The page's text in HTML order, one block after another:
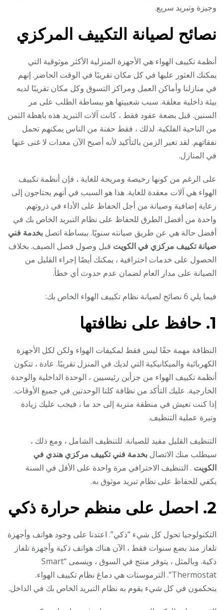
وجيزة وتبريد سريع.
نصائح لصيانة التكييف المركزي
أنظمة تكييف الهواء هي الأجهزة المنزلية الأكثر موثوقية التي
يمكنك العثور عليها في كل مكان تقريبًا في الوقت الحاضر. إنهم
في منازلنا وأماكن العمل ومراكز التسوق وكل مكان تقريبًا لديه
بيئة داخلية مغلقة. سبب شعبيتها هو ببساطة الطلب على مر
السنين. قبل بضعة عقود فقط ، كانت آلات التبريد هذه باهظة الثمن
من الناحية الفلكية. لذلك ، فقط حفنة من الناس يمكنهم تحمل
نفقاتهم. لقد تغير الزمن بالتأكيد لأنه أصبح الآن معدات لا غنى عنها
في المنازل.
على الرغم من كونها رخيصة ومريحة للغاية ، فإن أنظمة تكييف
الهواء هي آلات معقدة للغاية. هذا هو السبب في أنهم يحتاجون إلى
رعاية إضافية وصيانة من أجل الحفاظ على الأداء في ذروتهم.
واحدة من أفضل الطرق للحفاظ على نظام التبريد الخاص بك في
أفضل حالة هي عن طريق صيانته سنويًا. ببساطة اتصلبخدمة فني
صيانة تكييف مركزي في الكويت قبل وصول فصل الصيف. بخلاف
الحصول على خدمات احترافية ، يمكنك أيضًا إجراء القليل من
الصيانة على مدار العام لضمان عدم حدوث أي خطأ.
فيما يلي 6 نصائح لصيانة نظام تكييف الهواء الخاص بك:
1. حافظ على نظافتها
النظافة مهمة حقًا ليس فقط لمكيفات الهواء ولكن لكل الأجهزة
الكهربائية والميكانيكية التي لديك في المنزل تقريبًا. عادة ، تتكون
أنظمة تكييف الهواء من جزأين رئيسيين ، الوحدة الداخلية والوحدة
الخارجية. عليك التأكد من نظافة كلتا الوحدتين في جميع الأوقات.
إذا كنت تعيش في منطقة متربة إلى حد ما ، فيجب عليك زيادة
وتيرة عملية التنظيف.
التنظيف القليل مفيد للصيانة. للتنظيف الشامل ، ومع ذلك ،
سيطلب منك الاتصالبخدمة فني تكييف مركزي هندي في
الكويت . التنظيف الاحترافي مرة واحدة على الأقل في السنة
يكفي للحفاظ على نظام تبريد موثوق به.
2. احصل على منظم حرارة ذكي
التكنولوجيا تحول كل شيء “ذكي”. اعتدنا على وجود هواتف وأجهزة
تلفاز منذ بضع سنوات فقط ، الآن هناك هواتف ذكية وأجهزة تلفاز
ذكية. وبالمثل ، يتوفر منتج في السوق ، ويسمى “Smart
Thermostat”. الترموستات هي دماغ نظام تكييف الهواء.
يتحكمون في كل شيء يقوم به نظام التبريد الخاص بك في الداخل.